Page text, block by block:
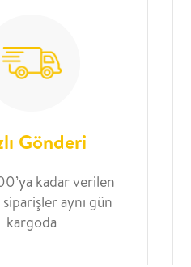
Gönderi
kadar verilen
aynı gün
kargoda